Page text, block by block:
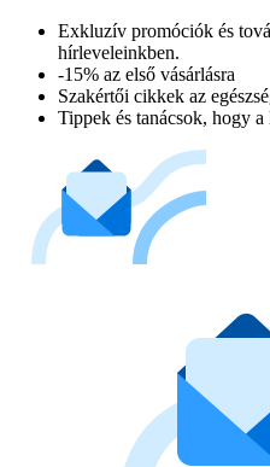
Exkluzív promóciók és
hírleveleinkben.
-15% az első vásárlásra
Szakértői cikkek az
Tippek és tanácsok, hogy